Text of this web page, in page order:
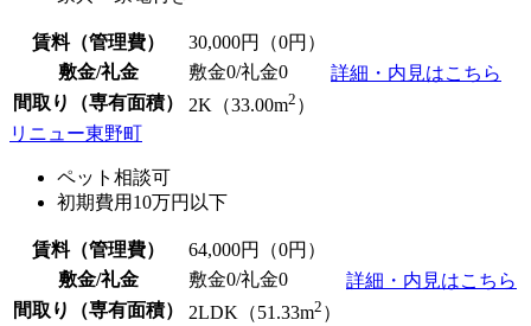
賃料（管理費） 30,000円（0円）
詳細・内見はこちら
敷金/礼金 敷金0/礼金0
間取り（専有面積）
2K（33.00m2 ）
リニュー東野町
ペット相談可
初期費用10万円以下
賃料（管理費） 64,000円（0円）
詳細・内見はこちら
敷金/礼金 敷金0/礼金0
間取り（専有面積）
2LDK（51.33m2 ）